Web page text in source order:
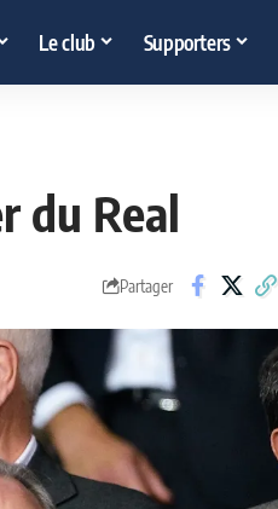
Le club Supporters
du Real
Partager